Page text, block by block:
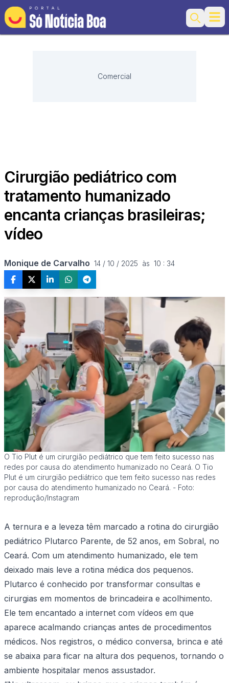
Search
Comercial
Cirurgião pediátrico com
tratamento humanizado
encanta crianças brasileiras;
vídeo
Monique de Carvalho 14 / 10 / 2025  às  10 : 34
O Tio Plut é um cirurgião pediátrico que tem feito sucesso nas
redes por causa do atendimento humanizado no Ceará. O Tio
Plut é um cirurgião pediátrico que tem feito sucesso nas redes
por causa do atendimento humanizado no Ceará. - Foto:
reprodução/Instagram
A ternura e a leveza têm marcado a rotina do cirurgião
pediátrico Plutarco Parente, de 52 anos, em Sobral, no
Ceará. Com um atendimento humanizado, ele tem
deixado mais leve a rotina médica dos pequenos.
Plutarco é conhecido por transformar consultas e
cirurgias em momentos de brincadeira e acolhimento.
Ele tem encantado a internet com vídeos em que
aparece acalmando crianças antes de procedimentos
médicos. Nos registros, o médico conversa, brinca e até
se abaixa para ficar na altura dos pequenos, tornando o
ambiente hospitalar menos assustador.